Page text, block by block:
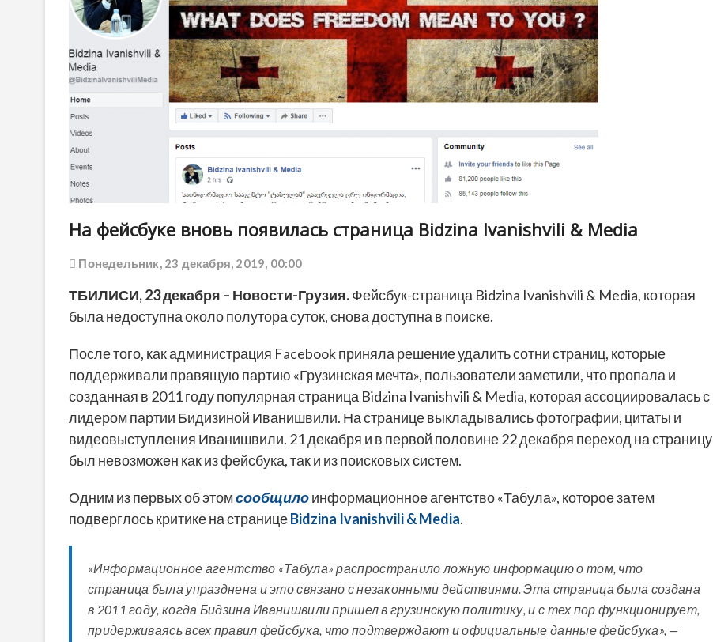
На фейсбуке вновь появилась страница Bidzina Ivanishvili & Media
Понедельник, 23 декабря, 2019, 00:00
ТБИЛИСИ,23 декабря – Новости-Грузия.Фейсбук-страница Bidzina Ivanishvili & Media, которая
была недоступна около полутора суток, снова доступна в поиске.
После того, как администрация Facebook приняла решение удалить сотни страниц, которые
поддерживали правящую партию «Грузинская мечта», пользователи заметили, что пропала и
созданная в 2011 году популярная страница Bidzina Ivanishvili & Media, которая ассоциировалась с
лидером партии Бидизиной Иванишвили. На странице выкладывались фотографии, цитаты и
видеовыступления Иванишвили. 21 декабря и в первой половине 22 декабря переход на страницу
был невозможен как из фейсбука, так и из поисковых систем.
Одним из первых об этомсообщилоинформационное агентство «Табула», которое затем
подверглось критике на страницеBidzina Ivanishvili & Media.
«Информационное агентство «Табула» распространило ложную информацию о том, что
страница была упразднена и это связано с незаконными действиями. Эта страница была создана
в 2011 году, когда Бидзина Иванишвили пришел в грузинскую политику, и с тех пор функционирует,
придерживаясь всех правил фейсбука, что подтверждают и официальные данные фейсбука», —